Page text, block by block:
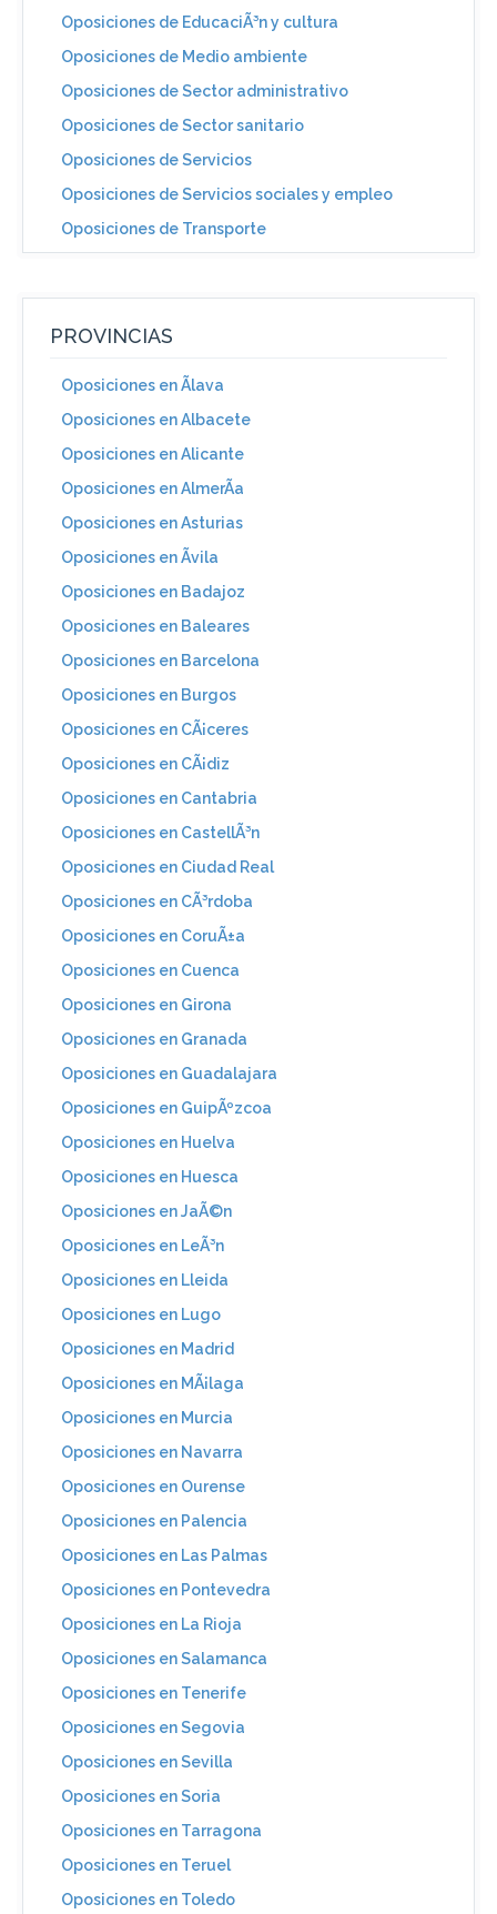
Oposiciones de EducaciÃ³n y cultura
Oposiciones de Medio ambiente
Oposiciones de Sector administrativo
Oposiciones de Sector sanitario
Oposiciones de Servicios
Oposiciones de Servicios sociales y empleo
Oposiciones de Transporte
PROVINCIAS
Oposiciones en Ãlava
Oposiciones en Albacete
Oposiciones en Alicante
Oposiciones en AlmerÃ­a
Oposiciones en Asturias
Oposiciones en Ãvila
Oposiciones en Badajoz
Oposiciones en Baleares
Oposiciones en Barcelona
Oposiciones en Burgos
Oposiciones en CÃ¡ceres
Oposiciones en CÃ¡diz
Oposiciones en Cantabria
Oposiciones en CastellÃ³n
Oposiciones en Ciudad Real
Oposiciones en CÃ³rdoba
Oposiciones en CoruÃ±a
Oposiciones en Cuenca
Oposiciones en Girona
Oposiciones en Granada
Oposiciones en Guadalajara
Oposiciones en GuipÃºzcoa
Oposiciones en Huelva
Oposiciones en Huesca
Oposiciones en JaÃ©n
Oposiciones en LeÃ³n
Oposiciones en Lleida
Oposiciones en Lugo
Oposiciones en Madrid
Oposiciones en MÃ¡laga
Oposiciones en Murcia
Oposiciones en Navarra
Oposiciones en Ourense
Oposiciones en Palencia
Oposiciones en Las Palmas
Oposiciones en Pontevedra
Oposiciones en La Rioja
Oposiciones en Salamanca
Oposiciones en Tenerife
Oposiciones en Segovia
Oposiciones en Sevilla
Oposiciones en Soria
Oposiciones en Tarragona
Oposiciones en Teruel
Oposiciones en Toledo